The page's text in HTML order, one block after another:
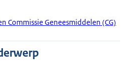
Commissie Geneesmiddelen (CG)